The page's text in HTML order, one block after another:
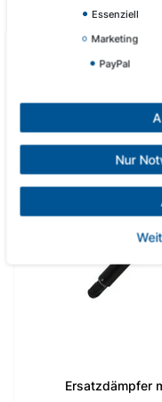
Ersatzdämpfer
Essenziell
Marketing
PayPal
Nur